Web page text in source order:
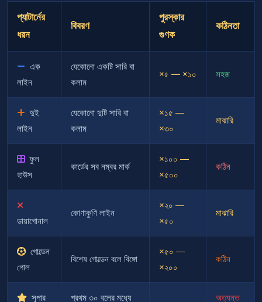
প্যাটার্নের
ধরন
বিবরণ
পুরস্কার
গুণক
কঠিনতা
এক
লাইন
যেকোনো একটি সারি বা
কলাম
×৫ — ×১০ সহজ
দুই
লাইন
যেকোনো দুটি সারি বা
কলাম
×১৫ —
×৩০
মাঝারি
ফুল
হাউস
কার্ডের সব নম্বর মার্ক
×১০০ —
×৫০০
কঠিন
ডায়াগোনাল
কোণাকুণি লাইন
×২০ —
×৫০
মাঝারি
গোল্ডেন
গোল
বিশেষ গোল্ডেন বলে বিঙ্গো
×৫০ —
×২০০
কঠিন
সুপার
প্রথম ৩০ বলের মধ্যে
অত্যন্ত